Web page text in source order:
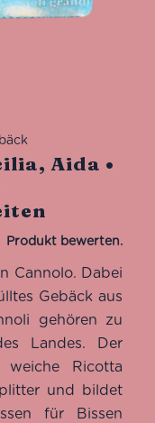
Aida •
Cannolo. Dabei
Gebäck aus
gehören zu
Landes. Der
Ricotta
und bildet
für Bissen